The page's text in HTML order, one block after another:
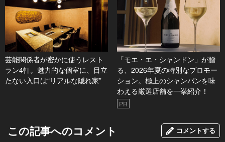
芸能関係者が密かに使うレスト
ラン4軒。魅力的な個室に、目立
たない入口は“リアルな隠れ家”
「モエ・エ・シャンドン」が贈
る、2026年夏の特別なプロモー
ション。極上のシャンパンを味
わえる厳選店舗を一挙紹介！
PR
この記事へのコメント コメントする